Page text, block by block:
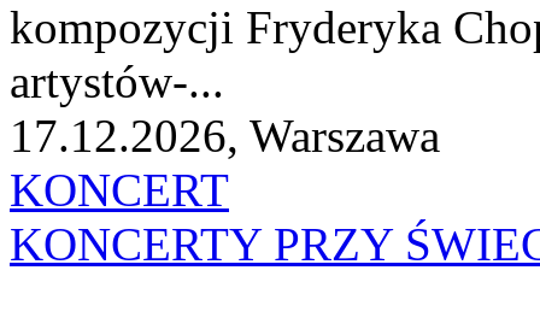
kompozycji Fryderyka
artystów-...
17.12.2026, Warszawa
KONCERT
KONCERTY PRZY